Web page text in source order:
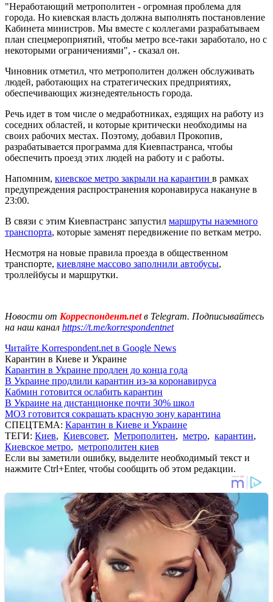
"Неработающий метрополитен - огромная проблема для
города. Но киевская власть должна выполнять постановление
Кабинета министров. Мы вместе с коллегами разрабатываем
план спецмероприятий, чтобы метро все-таки заработало, но с
некоторыми ограничениями", - сказал он.
Чиновник отметил, что метрополитен должен обслуживать
людей, работающих на стратегических предприятиях,
обеспечивающих жизнедеятельность города.
Речь идет в том числе о медработниках, ездящих на работу из
соседних областей, и которые критически необходимы на
своих рабочих местах. Поэтому, добавил Прокопив,
разрабатывается программа для Киевпастранса, чтобы
обеспечить проезд этих людей на работу и с работы.
Напомним, киевское метро закрыли на карантин в рамках
предупреждения распространения коронавируса накануне в
23:00.
В связи с этим Киевпастранс запустил маршруты наземного
транспорта, которые заменят передвижение по веткам метро.
Несмотря на новые правила проезда в общественном
транспорте, киевляне массово заполнили автобусы,
троллейбусы и маршрутки.
Новости от Корреспондент.netв Telegram. Подписывайтесь
на наш канал https://t.me/korrespondentnet
Читайте Korrespondent.net в Google News
Карантин в Киеве и Украине
Карантин в Украине продлен до конца года
В Украине продлили карантин из-за коронавируса
Кабмин готовится ослабить карантин
В Украине на дистанционке почти 30% школ
МОЗ готовится сокращать красную зону карантина
СПЕЦТЕМА: Карантин в Киеве и Украине
ТЕГИ: Киев, Киевсовет, Метрополитен, метро, карантин,
Киевское метро, метрополитен киев
Если вы заметили ошибку, выделите необходимый текст и
нажмите Ctrl+Enter, чтобы сообщить об этом редакции.